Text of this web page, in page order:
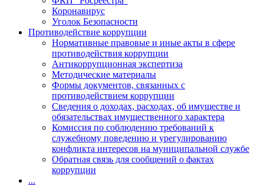
Коронавирус
Уголок Безопасности
Противодействие коррупции
Нормативные правовые и иные акты в сфере
противодействия коррупции
Антикоррупционная экспертиза
Методические материалы
Формы документов, связанных с
противодействием коррупции
Сведения о доходах, расходах, об имуществе и
обязательствах имущественного характера
Комиссия по соблюдению требований к
служебному поведению и урегулированию
конфликта интересов на муниципальной службе
Обратная связь для сообщений о фактах
коррупции
...